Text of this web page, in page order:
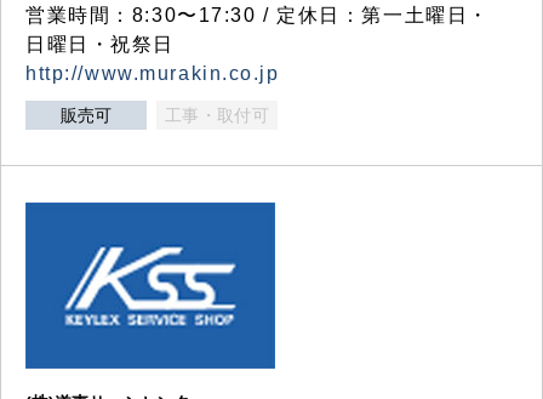
営業時間：8:30〜17:30 / 定休日：第一土曜日・
日曜日・祝祭日
http://www.murakin.co.jp
販売可 工事・取付可